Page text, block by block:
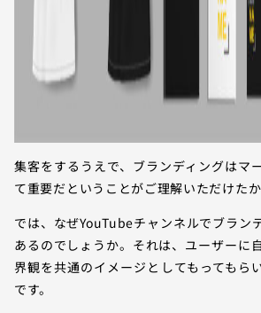
集客をするうえで、ブランディングはマ
て重要だということがご理解いただけたか
では、なぜYouTubeチャンネルでブラン
あるのでしょうか。それは、ユーザーに
界観を共通のイメージとしてもってもら
です。